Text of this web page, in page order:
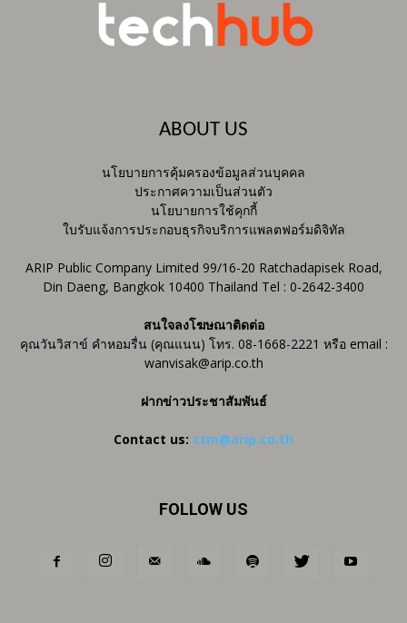
ABOUT US
นโยบายการคุ้มครองข้อมูลส่วนบุคคล
ประกาศความเป็นส่วนตัว
นโยบายการใช้คุกกี้
ใบรับแจ้งการประกอบธุรกิจบริการแพลตฟอร์มดิจิทัล
ARIP Public Company Limited 99/16-20 Ratchadapisek Road,
Din Daeng, Bangkok 10400 Thailand Tel : 0-2642-3400
สนใจลงโฆษณาติดต่อ
คุณวันวิสาข์ คำหอมรื่น (คุณแนน) โทร. 08-1668-2221 หรือ email :
wanvisak@arip.co.th
ฝากข่าวประชาสัมพันธ์
Contact us: ctm@arip.co.th
FOLLOW US